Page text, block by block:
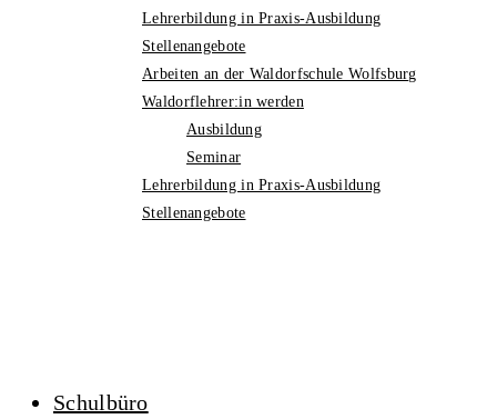
Lehrerbildung in Praxis-Ausbildung
Stellenangebote
Arbeiten an der Waldorfschule Wolfsburg
Waldorflehrer:in werden
Ausbildung
Seminar
Lehrerbildung in Praxis-Ausbildung
Stellenangebote
Schulbüro